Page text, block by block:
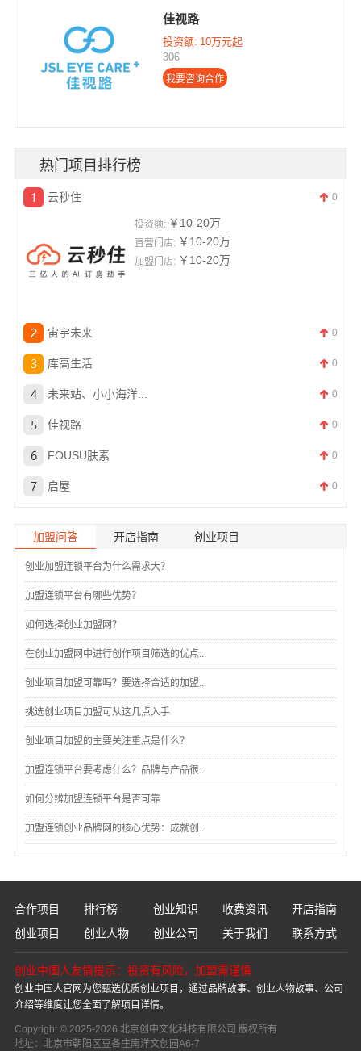
佳视路
投资额: 10万元起
306
热门项目排行榜
云秒住 0
投资额: ￥10-20万
直营门店: ￥10-20万
加盟门店: ￥10-20万
宙宇未来 0
库高生活 0
未来站、小小海洋... 0
佳视路 0
FOUSU肤素 0
启屋 0
加盟问答 开店指南 创业项目
创业加盟连锁平台为什么需求大？
加盟连锁平台有哪些优势？
如何选择创业加盟网？
在创业加盟网中进行创作项目筛选的优点...
创业项目加盟可靠吗？要选择合适的加盟...
挑选创业项目加盟可从这几点入手
创业项目加盟的主要关注重点是什么？
加盟连锁平台要考虑什么？品牌与产品很...
如何分辨加盟连锁平台是否可靠
加盟连锁创业品牌网的核心优势：成就创...
合作项目 排行榜 创业知识 收费资讯
开店指南
创业项目
创业人物 创业公司 关于我们 联系方式
创业中国人友情提示：投资有风险，加盟需谨慎
创业中国人官网为您甄选优质创业项目，通过品牌故事、创业人物故事、公司
介绍等维度让您全面了解项目详情。
Copyright © 2025-2026 北京创中文化科技有限公司 版权所有
地址：北京市朝阳区豆各庄南洋文创园A6-7